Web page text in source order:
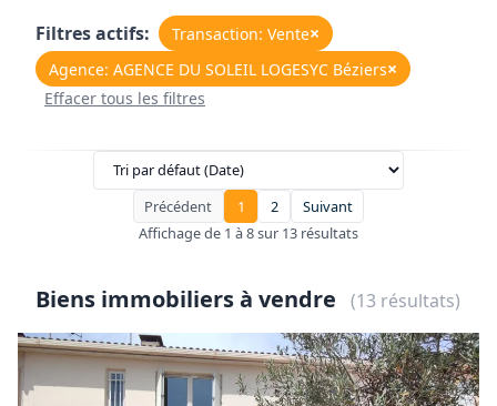
Filtres actifs: Transaction: Vente×
Agence: AGENCE DU SOLEIL LOGESYC Béziers×
Effacer tous les filtres
Précédent 1 2
Suivant
Affichage de 1 à 8 sur 13 résultats
Biens immobiliers à vendre (13 résultats)